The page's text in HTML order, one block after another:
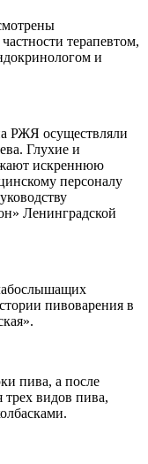
терапевтом,
и
РЖЯ осуществляли
Глухие и
искреннюю
персоналу
Ленинградской
пивоварения в
пива, а после
трех видов пива,